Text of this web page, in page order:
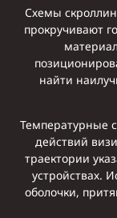
Схемы
прокручивают
найти
Температурные
действий
траектории
устройствах.
оболочки,